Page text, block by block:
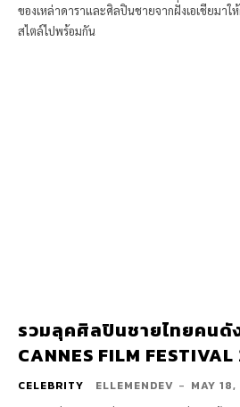
ของเหล่าดาราและศิลปินชายจากฝั่งเอเชียมา
สไตล์ไปพร้อมกัน
รวมลุคศิลปินชายไทยคน
CANNES FILM
CELEBRITY ELLEMENDEV - MAY